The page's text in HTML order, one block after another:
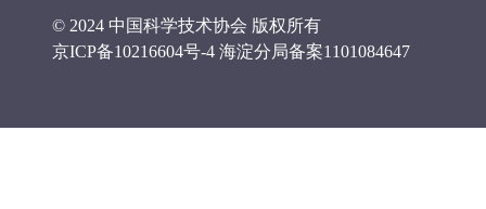
© 2024 中国科学技术协会 版权所有
京ICP备10216604号-4 海淀分局备案1101084647